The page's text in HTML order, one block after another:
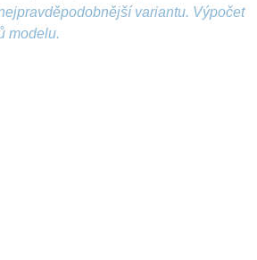
variantu. Výpočet
modelu.